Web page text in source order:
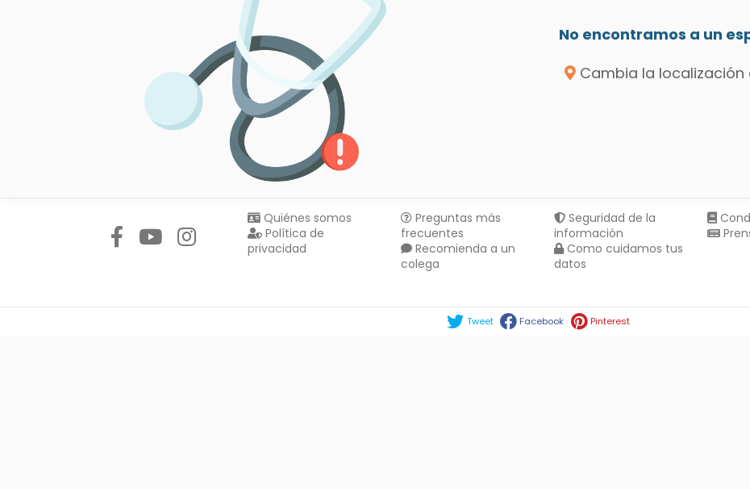
No encontramos a un
Cambia la localización
Quiénes somos
Política de
privacidad
Preguntas más
frecuentes
Recomienda a un
colega
Seguridad de la
información
Como cuidamos tus
datos
Tweet Facebook Pinterest